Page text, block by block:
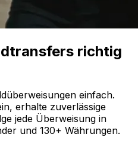
richtig
einfach.
erhalte zuverlässige
jede Überweisung in
und 130+ Währungen.